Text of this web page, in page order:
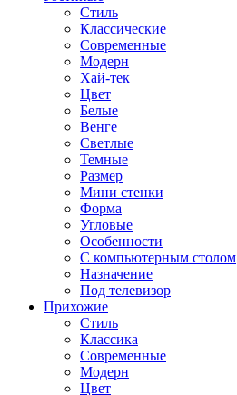
Стиль
Классические
Современные
Модерн
Хай-тек
Цвет
Белые
Венге
Светлые
Темные
Размер
Мини стенки
Форма
Угловые
Особенности
С компьютерным столом
Назначение
Под телевизор
Прихожие
Стиль
Классика
Современные
Модерн
Цвет